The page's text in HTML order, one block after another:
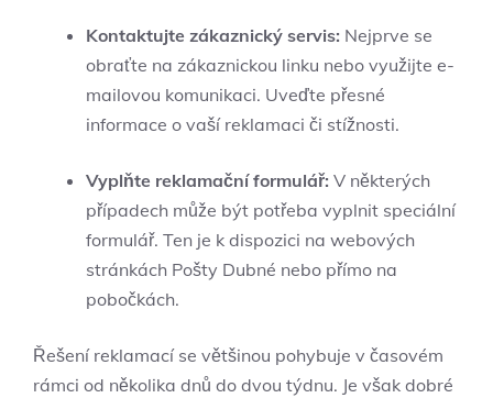
Kontaktujte zákaznický servis: Nejprve se
obraťte na zákaznickou linku nebo využijte e-
mailovou komunikaci. Uveďte přesné
informace o vaší reklamaci či stížnosti.
Vyplňte reklamační formulář: V některých
případech může být potřeba vyplnit speciální
formulář. Ten je k dispozici na webových
stránkách Pošty Dubné nebo přímo na
pobočkách.
Řešení reklamací se většinou pohybuje v časovém
rámci od několika dnů do dvou týdnu. Je však dobré